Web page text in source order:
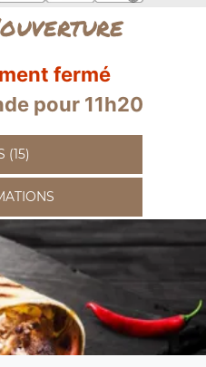
fermé
pour 11h20
(15)